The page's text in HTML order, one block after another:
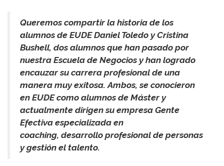
Queremos compartir la historia de los
alumnos de EUDE Daniel Toledo y Cristina
Bushell, dos alumnos que han pasado por
nuestra Escuela de Negocios y han logrado
encauzar su carrera profesional de una
manera muy exitosa. Ambos, se conocieron
en EUDE como alumnos de Máster y
actualmente dirigen su empresa Gente
Efectiva especializada en
coaching, desarrollo profesional de personas
y gestión el talento.